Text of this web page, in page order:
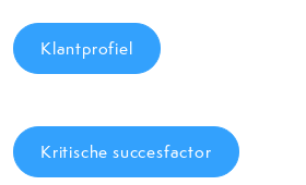
Klantprofiel
Kritische succesfactor